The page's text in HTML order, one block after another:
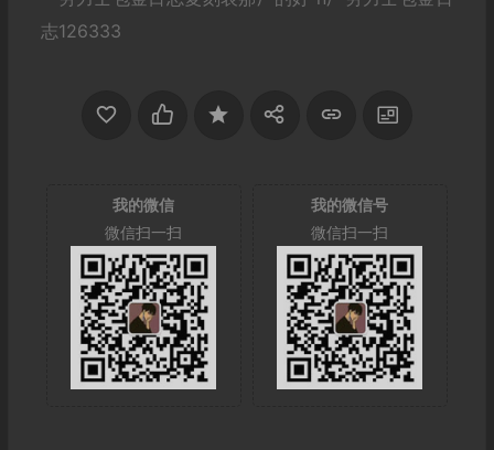
我的微信
微信扫一扫
我的微信号
微信扫一扫